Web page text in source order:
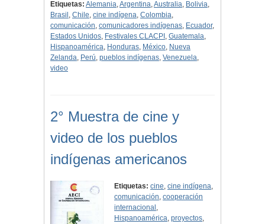
Etiquetas: Alemania,Argentina,Australia, Bolivia,
Brasil , Chile, cine indígena, Colombia,
comunicación, comunicadores indígenas, Ecuador,
Estados Unidos, Festivales CLACPI , Guatemala,
Hispanoamérica, Honduras, México, Nueva
Zelanda, Perú, pueblos indígenas, Venezuela,
video
2° Muestra de cine y
video de los pueblos
indígenas americanos
Etiquetas: cine,cine indígena,
comunicación,cooperación
internacional ,
Hispanoamérica,proyectos,